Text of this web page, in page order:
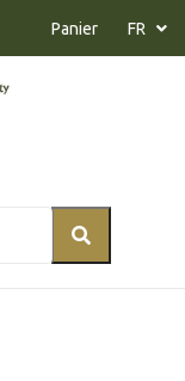
Panier FR